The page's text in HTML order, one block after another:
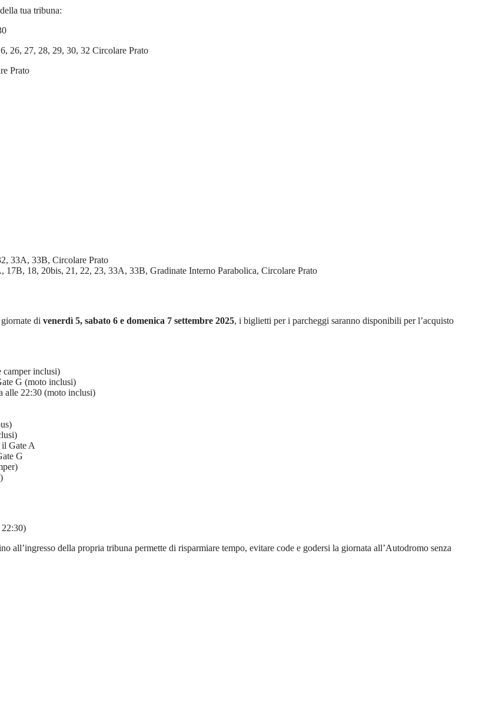
tua tribuna:
26, 27, 28, 29, 30, 32 Circolare Prato
Prato
33A, 33B, Circolare Prato
18, 20bis, 21, 22, 23, 33A, 33B, Gradinate Interno Parabolica, Circolare Prato
di venerdì 5, sabato 6 e domenica 7 settembre 2025, i biglietti per i parcheggi saranno disponibili per l’acquisto
camper inclusi)
G (moto inclusi)
alle 22:30 (moto inclusi)
Gate A
G
22:30)
all’ingresso della propria tribuna permette di risparmiare tempo, evitare code e godersi la giornata all’Autodromo senza